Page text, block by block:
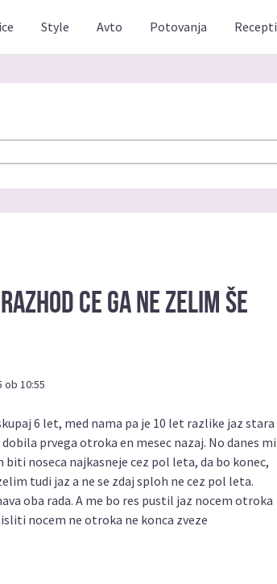
Style Avto Potovanja Recepti
ce ga ne zelim še
ob 10:55
6 let, med nama pa je 10 let razlike jaz stara
prvega otroka en mesec nazaj. No danes mi
noseca najkasneje cez pol leta, da bo konec,
tudi jaz a ne se zdaj sploh ne cez pol leta.
oba rada. A me bo res pustil jaz nocem otroka
nocem ne otroka ne konca zveze